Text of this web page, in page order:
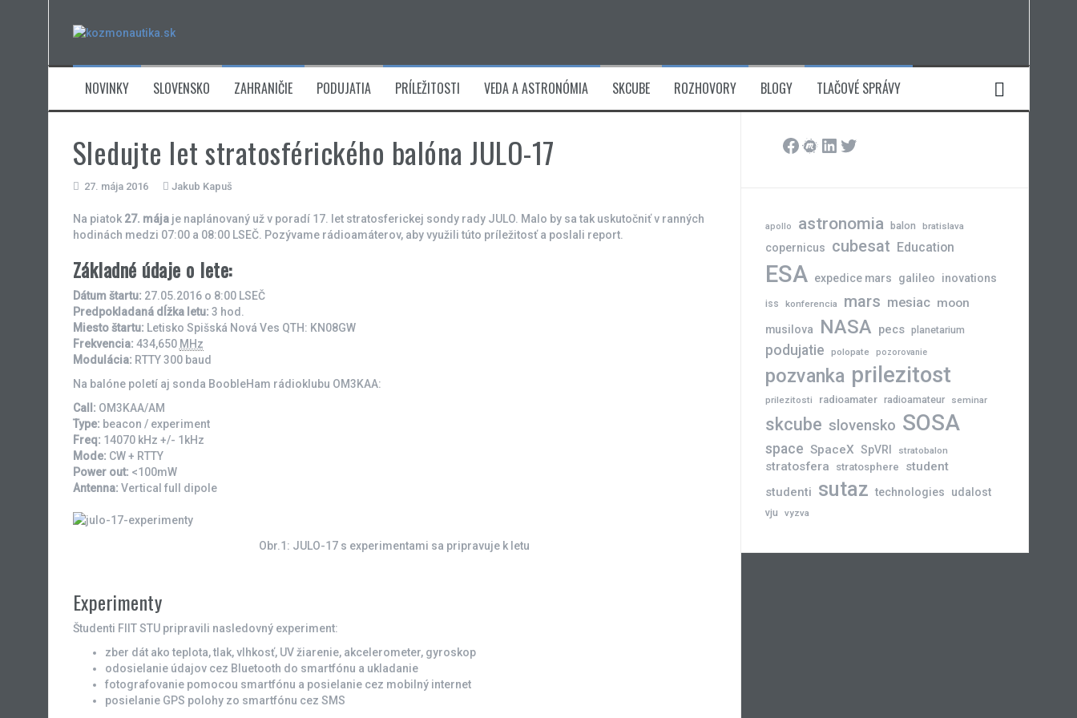
NOVINKY SLOVENSKO ZAHRANIČIE PODUJATIA PRÍLEŽITOSTI VEDA A ASTRONÓMIA SKCUBE ROZHOVORY BLOGY TLAČOVÉ SPRÁVY
Sledujte let stratosférického balóna JULO-17
27. mája 2016 Jakub Kapuš
Na piatok 27. májaje naplánovaný už v poradí 17. let stratosferickej sondy rady JULO. Malo by sa tak uskutočniť v ranných
hodinách medzi 07:00 a 08:00 LSEČ. Pozývame rádioamáterov, aby využili túto príležitosť a poslali report.
Základné údaje o lete:
Dátum štartu: 27.05.2016 o 8:00 LSEČ
Predpokladaná dĺžka letu: 3 hod.
Miesto štartu: Letisko Spišská Nová Ves QTH: KN08GW
Frekvencia: 434,650 MHz
Modulácia: RTTY 300 baud
Na balóne poletí aj sonda BoobleHam rádioklubu OM3KAA:
Call: OM3KAA/AM
Type: beacon / experiment
Freq: 14070 kHz +/- 1kHz
Mode: CW + RTTY
Power out: <100mW
Antenna: Vertical full dipole
Obr.1: JULO-17 s experimentami sa pripravuje k letu
Experimenty
Študenti FIIT STU pripravili nasledovný experiment:
zber dát ako teplota, tlak, vlhkosť, UV žiarenie, akcelerometer, gyroskop
odosielanie údajov cez Bluetooth do smartfónu a ukladanie
fotografovanie pomocou smartfónu a posielanie cez mobilný internet
posielanie GPS polohy zo smartfónu cez SMS
Facebook
Meetup
LinkedIn
Twitter
apollo astronomia balon bratislava
copernicus cubesat Education
ESA expedice mars galileo inovations
iss konferencia mars mesiac moon
musilova NASA pecs planetarium
podujatie polopate pozorovanie
pozvanka prilezitost
prilezitosti radioamater radioamateur seminar
skcube slovensko SOSA
space SpaceX SpVRI stratobalon
stratosfera stratosphere
student
studenti sutaz technologies udalost
vju vyzva